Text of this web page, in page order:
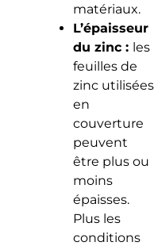
matériaux.
L’épaisseur
du zinc : les
feuilles de
zinc utilisées
en
couverture
peuvent
être plus ou
moins
épaisses.
Plus les
conditions